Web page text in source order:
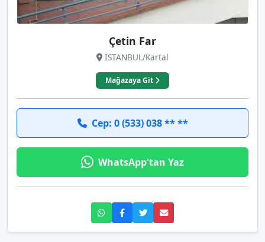
Çetin Far
İSTANBUL/Kartal
Mağazaya Git
Cep: 0 (533) 038 ** **
WhatsApp'tan Yaz